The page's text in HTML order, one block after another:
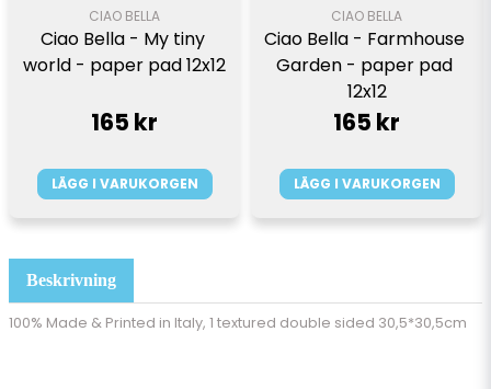
Beskrivning
100% Made & Printed in Italy, 1 textured double sided 30,5*30,5cm
CIAO BELLA
Ciao Bella - My tiny
world - paper pad 12x12
165 kr
LÄGG I VARUKORGEN
CIAO BELLA
Ciao Bella - Farmhouse
Garden - paper pad
12x12
165 kr
LÄGG I VARUKORGEN